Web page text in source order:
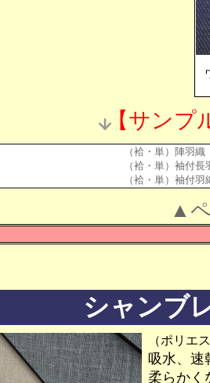
【サンプ
（袷・単）陣羽織
（袷・単）袖付長
（袷・単）袖付羽
▲
シャンブ
（ポリエ
吸水、速
柔らかく